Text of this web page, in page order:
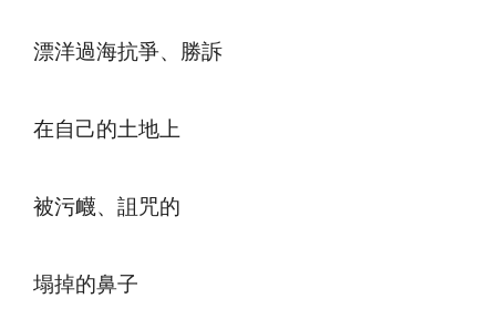
漂洋過海抗爭、勝訴
在自己的土地上
被污衊、詛咒的
塌掉的鼻子